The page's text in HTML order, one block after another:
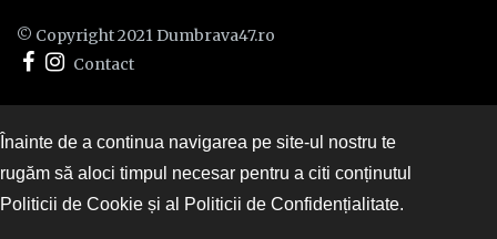
© Copyright 2021 Dumbrava47.ro
Contact
Înainte de a continua navigarea pe site-ul nostru te
rugăm să aloci timpul necesar pentru a citi conținutul
Politicii de Cookie și al Politicii de Confidențialitate.